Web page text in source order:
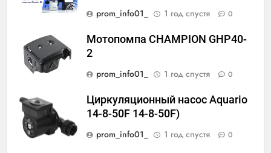
prom_info01_
1 год спустя 0
Мотопомпа CHAMPION GHP40-
2
prom_info01_
1 год спустя 0
Циркуляционный насос Aquario
14-8-50F 14-8-50F)
prom_info01_
1 год спустя 0